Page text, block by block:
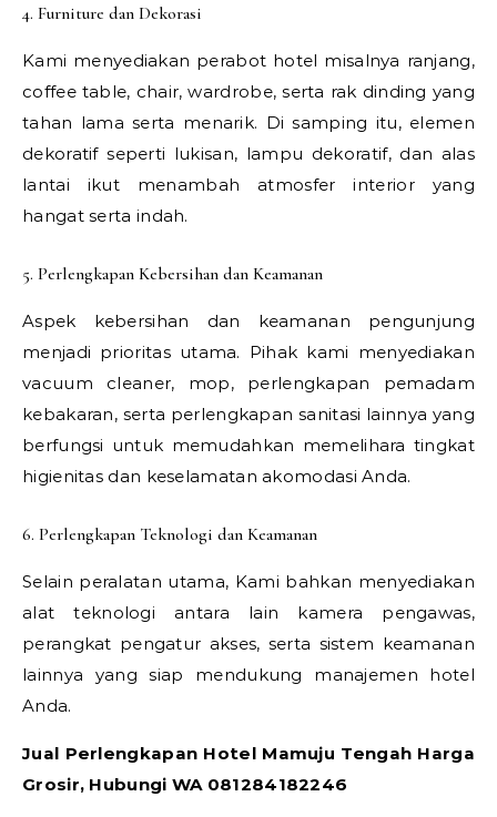
4. Furniture dan Dekorasi
Kami menyediakan perabot hotel misalnya ranjang,
coffee table, chair, wardrobe, serta rak dinding yang
tahan lama serta menarik. Di samping itu, elemen
dekoratif seperti lukisan, lampu dekoratif, dan alas
lantai ikut menambah atmosfer interior yang
hangat serta indah.
5. Perlengkapan Kebersihan dan Keamanan
Aspek kebersihan dan keamanan pengunjung
menjadi prioritas utama. Pihak kami menyediakan
vacuum cleaner, mop, perlengkapan pemadam
kebakaran, serta perlengkapan sanitasi lainnya yang
berfungsi untuk memudahkan memelihara tingkat
higienitas dan keselamatan akomodasi Anda.
6. Perlengkapan Teknologi dan Keamanan
Selain peralatan utama, Kami bahkan menyediakan
alat teknologi antara lain kamera pengawas,
perangkat pengatur akses, serta sistem keamanan
lainnya yang siap mendukung manajemen hotel
Anda.
Jual Perlengkapan Hotel Mamuju Tengah Harga
Grosir, Hubungi WA 081284182246